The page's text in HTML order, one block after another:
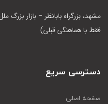
فقط با هماهنگی قبلی)
دسترسی سریع
صفحه اصلی